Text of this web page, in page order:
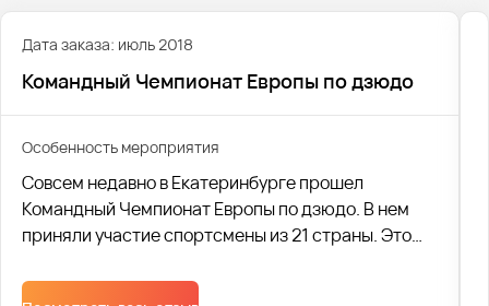
Дата заказа: июль 2018
Командный Чемпионат Европы по дзюдо
Особенность мероприятия
Совсем недавно в Екатеринбурге прошел
Командный Чемпионат Европы по дзюдо. В нем
приняли участие спортсмены из 21 страны. Это
многочисленные гости и участники.